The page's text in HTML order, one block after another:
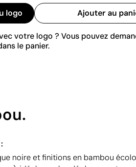
logo Ajouter au
votre logo ? Vous pouvez
le panier.
noire et finitions en bambou